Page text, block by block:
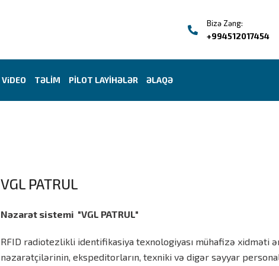
Bizə Zəng:
+994512017454
ViDEO TƏLİM PİLOT LAYİHƏLƏR ƏLAQƏ
VGL PATRUL
Nəzarət sistemi "VGL PATRUL"
RFID radiotezlikli identifikasiya texnologiyası mühafizə xidməti
nəzarətçilərinin, ekspeditorların, texniki və digər səyyar